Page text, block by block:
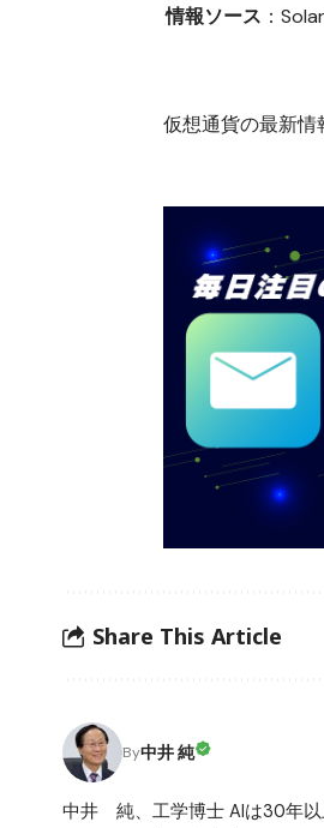
情報ソース ：
仮想通貨の最新情
Share This Article
By中井 純
中井 純、工学博士 AIは30年以